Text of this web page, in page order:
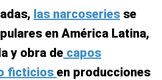
las narcoseries se
en América Latina,
y obra de capos
ficticios en producciones